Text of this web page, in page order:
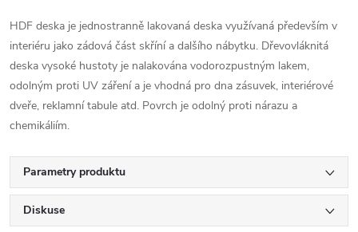
HDF deska je jednostranně lakovaná deska využívaná především v
interiéru jako zádová část skříní a dalšího nábytku. Dřevovláknitá
deska vysoké hustoty je nalakována vodorozpustným lakem,
odolným proti UV záření a je vhodná pro dna zásuvek, interiérové
dveře, reklamní tabule atd. Povrch je odolný proti nárazu a
chemikáliím.
Parametry produktu
Diskuse